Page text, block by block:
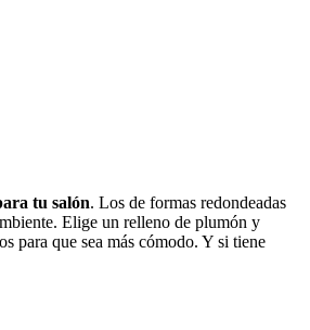
tu salón. Los de formas redondeadas
Elige un relleno de plumón y
para que sea más cómodo. Y si tiene